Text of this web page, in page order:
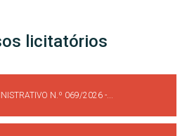
licitatórios
N.º 069/2026 -...